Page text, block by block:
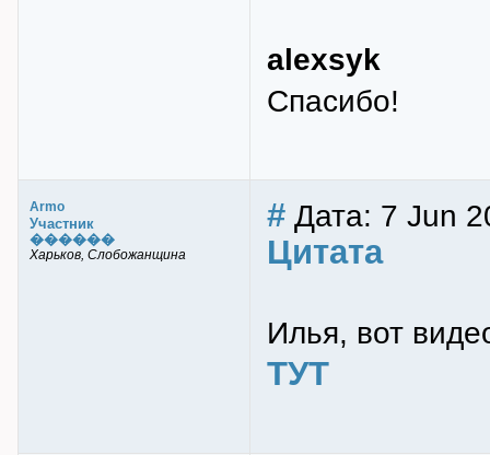
alexsyk
Спасибо!
Armo
Участник
������
Харьков, Слобожанщина
# Дата: 7 Jun
Цитата
Илья, вот
ТУТ